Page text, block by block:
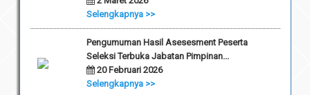
Selengkapnya >>
Pengumuman Hasil Asesesment Peserta
Seleksi Terbuka Jabatan Pimpinan...
20 Februari 2026
Selengkapnya >>